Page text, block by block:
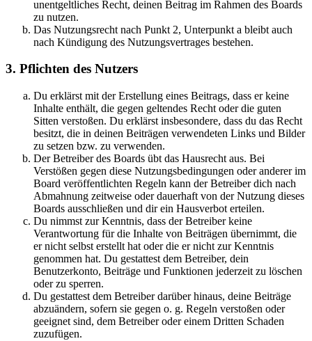
unentgeltliches Recht, deinen Beitrag im Rahmen des Boards
zu nutzen.
Das Nutzungsrecht nach Punkt 2, Unterpunkt a bleibt auch
nach Kündigung des Nutzungsvertrages bestehen.
3. Pflichten des Nutzers
Du erklärst mit der Erstellung eines Beitrags, dass er keine
Inhalte enthält, die gegen geltendes Recht oder die guten
Sitten verstoßen. Du erklärst insbesondere, dass du das Recht
besitzt, die in deinen Beiträgen verwendeten Links und Bilder
zu setzen bzw. zu verwenden.
Der Betreiber des Boards übt das Hausrecht aus. Bei
Verstößen gegen diese Nutzungsbedingungen oder anderer im
Board veröffentlichten Regeln kann der Betreiber dich nach
Abmahnung zeitweise oder dauerhaft von der Nutzung dieses
Boards ausschließen und dir ein Hausverbot erteilen.
Du nimmst zur Kenntnis, dass der Betreiber keine
Verantwortung für die Inhalte von Beiträgen übernimmt, die
er nicht selbst erstellt hat oder die er nicht zur Kenntnis
genommen hat. Du gestattest dem Betreiber, dein
Benutzerkonto, Beiträge und Funktionen jederzeit zu löschen
oder zu sperren.
Du gestattest dem Betreiber darüber hinaus, deine Beiträge
abzuändern, sofern sie gegen o. g. Regeln verstoßen oder
geeignet sind, dem Betreiber oder einem Dritten Schaden
zuzufügen.